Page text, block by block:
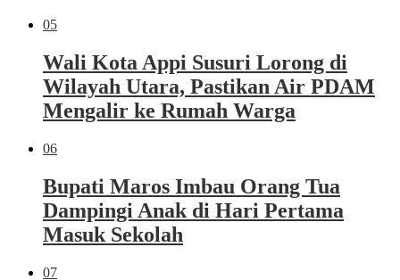
05
Wali Kota Appi Susuri Lorong di
Wilayah Utara, Pastikan Air PDAM
Mengalir ke Rumah Warga
06
Bupati Maros Imbau Orang Tua
Dampingi Anak di Hari Pertama
Masuk Sekolah
07